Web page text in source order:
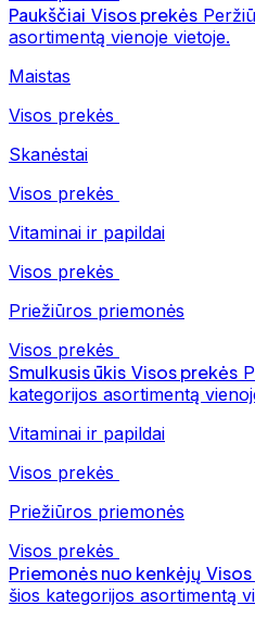
Paukščiai Visos prekės
asortimentą vienoje vietoje.
Maistas
Visos prekės
Skanėstai
Visos prekės
Vitaminai ir papildai
Visos prekės
Priežiūros priemonės
Visos prekės
Smulkusis ūkis Visos prekės
kategorijos asortimentą
Vitaminai ir papildai
Visos prekės
Priežiūros priemonės
Visos prekės
Priemonės nuo kenkėjų
šios kategorijos asortimentą